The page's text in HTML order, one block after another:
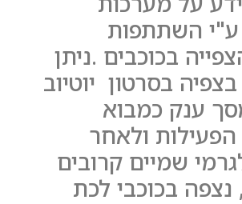
השתתפות
בכוכבים .ניתן
בסרטון יוטיוב
ענק כמבוא
ולאחר
שמיים קרובים
נצפה בכוכבי לכת